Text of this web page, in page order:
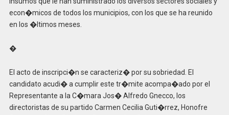
econ�micos de todos los municipios, con los que se ha reunido
en los �ltimos meses.
�
El acto de inscripci�n se caracteriz� por su sobriedad. El
candidato acudi� a cumplir este tr�mite acompa�ado por el
Representante a la C�mara Jos� Alfredo Gnecco, los
directoristas de su partido Carmen Cecilia Guti�rrez, Honofre